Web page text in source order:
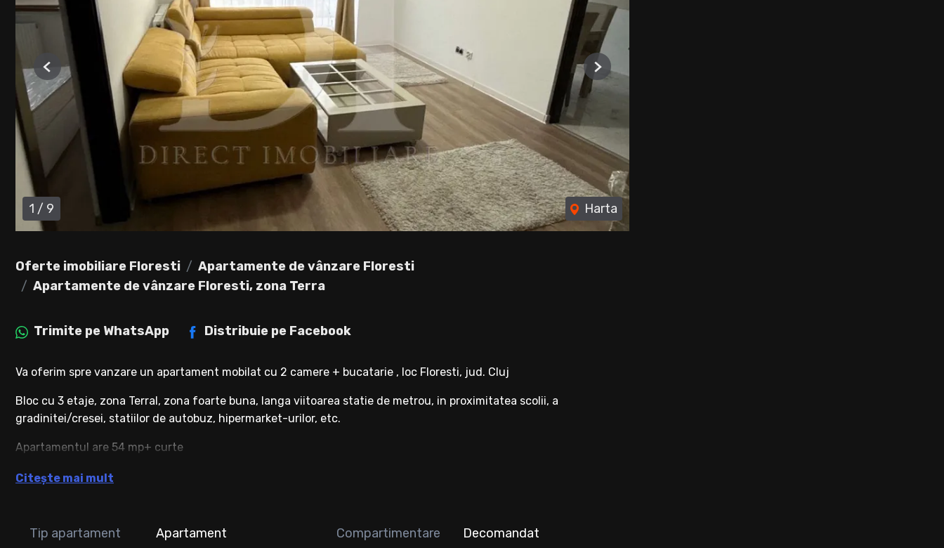
1 / 9 Harta
Previous Next
Oferte imobiliare Floresti
Apartamente de vânzare Floresti
Apartamente de vânzare Floresti, zona Terra
Trimite pe WhatsApp Distribuie pe Facebook
Va oferim spre vanzare un apartament mobilat cu 2 camere + bucatarie , loc Floresti, jud. Cluj
Bloc cu 3 etaje, zona TerraI, zona foarte buna, langa viitoarea statie de metrou, in proximitatea scolii, a
gradinitei/cresei, statiilor de autobuz, hipermarket-urilor, etc.
Apartamentul are 54 mp+ curte
- Grese faianta portelanata tip marmura
Citește mai mult
Tip apartament Apartament Compartimentare Decomandat